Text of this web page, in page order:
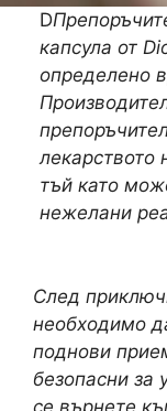
D
капсула от
определено
лекарството
тъй като
нежелани
След
необходимо
поднови
безопасни за
се върнете